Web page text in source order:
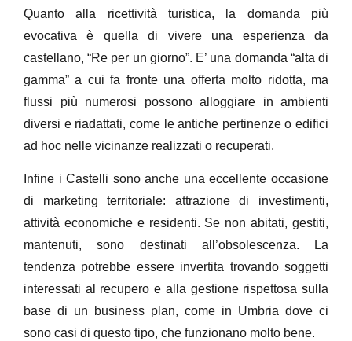
Quanto alla ricettività turistica, la domanda più
evocativa è quella di vivere una esperienza da
castellano, “Re per un giorno”. E’ una domanda “alta di
gamma” a cui fa fronte una offerta molto ridotta, ma
flussi più numerosi possono alloggiare in ambienti
diversi e riadattati, come le antiche pertinenze o edifici
ad hoc nelle vicinanze realizzati o recuperati.
Infine i Castelli sono anche una eccellente occasione
di marketing territoriale: attrazione di investimenti,
attività economiche e residenti. Se non abitati, gestiti,
mantenuti, sono destinati all’obsolescenza. La
tendenza potrebbe essere invertita trovando soggetti
interessati al recupero e alla gestione rispettosa sulla
base di un business plan, come in Umbria dove ci
sono casi di questo tipo, che funzionano molto bene.